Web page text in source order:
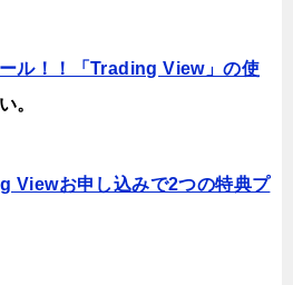
ル！！「Trading View」の使
。
Viewお申し込みで2つの特典プ